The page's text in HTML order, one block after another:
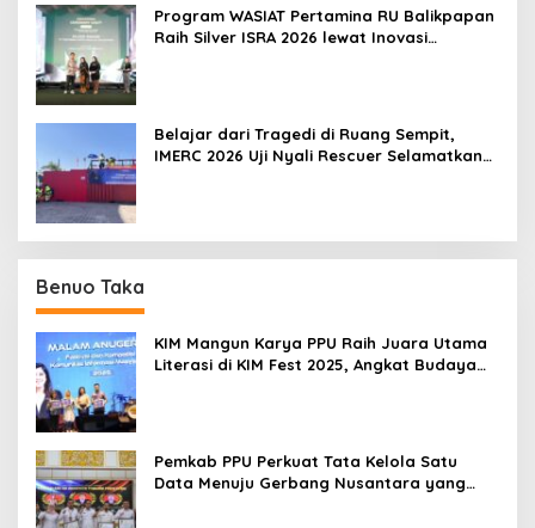
Program WASIAT Pertamina RU Balikpapan
Raih Silver ISRA 2026 lewat Inovasi
Belajar dari Tragedi di Ruang Sempit,
IMERC 2026 Uji Nyali Rescuer Selamatkan
Benuo Taka
KIM Mangun Karya PPU Raih Juara Utama
Literasi di KIM Fest 2025, Angkat Budaya
Pemkab PPU Perkuat Tata Kelola Satu
Data Menuju Gerbang Nusantara yang